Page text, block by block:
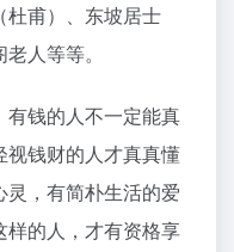
杜甫）、东坡居士
人等等。
钱的人不一定能真
钱财的人才真真懂
，有简朴生活的爱
的人，才有资格享